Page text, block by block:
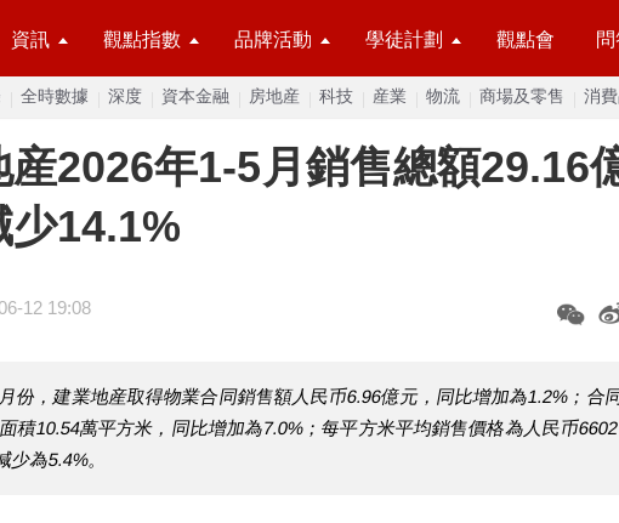
資訊 觀點指數 品牌活動 學徒計劃 觀點會
全時數據 深度 資本金融 房地産 科技 産業 物流 商場及零售 消
産2026年1-5月銷售總額29.16
少14.1%
12 19:08
份，建業地産取得物業合同銷售額人民币6.96億元，同比增加為1.2%；合
積10.54萬平方米，同比增加為7.0%；每平方米平均銷售價格為人民币6602
少為5.4%。